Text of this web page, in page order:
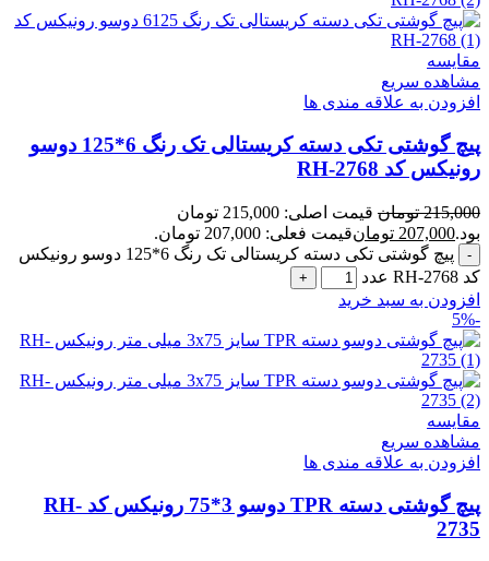
مقایسه
مشاهده سریع
افزودن به علاقه مندی ها
پیچ گوشتی تکی دسته کریستالی تک رنگ 6*125 دوسو
رونیکس کد RH-2768
215,000 تومان
قیمت اصلی: 215,000 تومان
بود.207,000 تومانقیمت فعلی: 207,000 تومان.
پیچ گوشتی تکی دسته کریستالی تک رنگ 6*125 دوسو رونیکس
کد RH-2768 عدد
افزودن به سبد خرید
-5%
مقایسه
مشاهده سریع
افزودن به علاقه مندی ها
پیچ گوشتی دسته TPR دوسو 3*75 رونیکس کد RH-
2735